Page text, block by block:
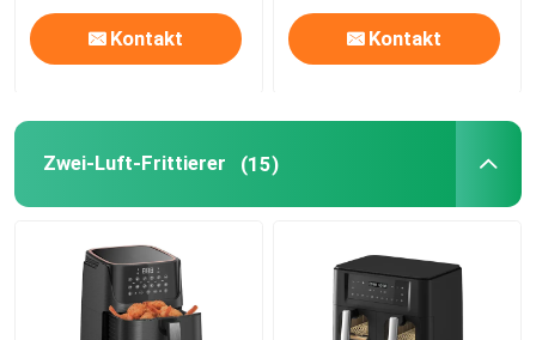
Qualitätskontrolle
Neuigkeiten
Kontakt Kontakt
Zwei-Luft-Frittierer (15)